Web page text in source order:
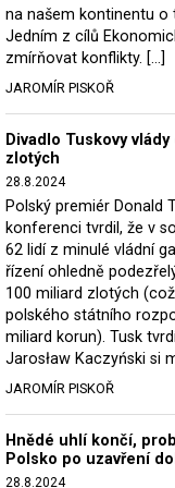
na našem kontinentu o
Jedním z cílů
zmírňovat konflikty. […]
JAROMÍR PISKOŘ
Divadlo Tuskovy
zlotých
28.8.2024
Polský premiér Donald
konferenci tvrdil, že v
62 lidí z minulé vládní
řízení ohledně
100 miliard zlotých
polského státního
miliard korun). Tusk
Jarosław Kaczyński si
JAROMÍR PISKOŘ
Hnědé uhlí končí,
Polsko po uzavření
28.8.2024